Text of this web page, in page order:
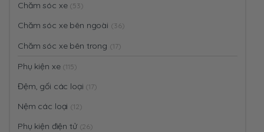
Chăm sóc xe (53)
Chăm sóc xe bên ngoài (36)
Chăm sóc xe bên trong (17)
Phụ kiện xe (115)
Đệm, gối các loại (17)
Nệm các loại (12)
Phụ kiện điện tử (26)